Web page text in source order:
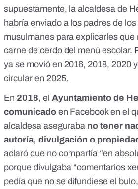
supuestamente, la alcaldesa de
habría enviado a los padres de
musulmanes para explicarles que
carne de cerdo del menú escolar.
ya se movió en 2016, 2018, 2020
circular en 2025.
En 2018, el Ayuntamiento de
comunicado en Facebook en el
alcaldesa aseguraba no tener
autoría, divulgación o
aclaró que no compartía “en
porque divulgaba “comentarios
pedía que no se difundiese el